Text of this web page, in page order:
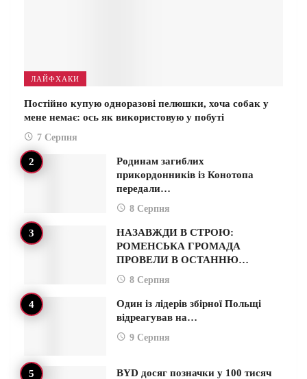
ЛАЙФХАКИ
Постійно купую одноразові пелюшки, хоча собак у
мене немає: ось як використовую у побуті
7 Серпня
Родинам загиблих
прикордонників із Конотопа
передали…
8 Серпня
НАЗАВЖДИ В СТРОЮ:
РОМЕНСЬКА ГРОМАДА
ПРОВЕЛИ В ОСТАННЮ…
8 Серпня
Один із лідерів збірної Польщі
відреагував на…
9 Серпня
BYD досяг позначки у 100 тисяч